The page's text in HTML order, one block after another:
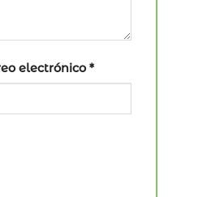
electrónico *